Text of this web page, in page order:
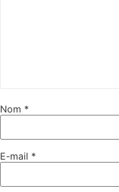
Nom *
E-mail *